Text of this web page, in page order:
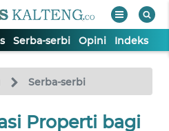
Serba-serbi Opini Indeks
Serba-serbi
Properti bagi